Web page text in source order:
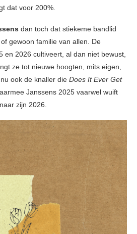
dat voor 200%.
dan toch dat stiekeme bandlid
gewoon familie van allen. De
en 2026 cultiveert, al dan niet bewust,
ze tot nieuwe hoogten, mits eigen,
ook de knaller die Does It Ever Get
Janssens 2025 vaarwel wuift
zijn 2026.